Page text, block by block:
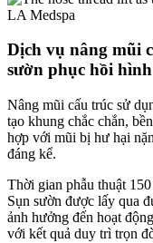
Dịch vụ nâng mũi
sườn phục hồi
Nâng mũi cấu trúc sử
tạo khung chắc chắn,
hợp với mũi bị hư hại
đáng kể.
Thời gian phẫu thuật
Sụn sườn được lấy qua
ảnh hưởng đến hoạt
với kết quả duy trì trọn